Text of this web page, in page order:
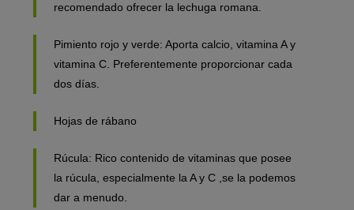
recomendado ofrecer la lechuga romana.
Pimiento rojo y verde: Aporta calcio, vitamina A y
vitamina C. Preferentemente proporcionar cada
dos días.
Hojas de rábano
Rúcula: Rico contenido de vitaminas que posee
la rúcula, especialmente la A y C ,se la podemos
dar a menudo.